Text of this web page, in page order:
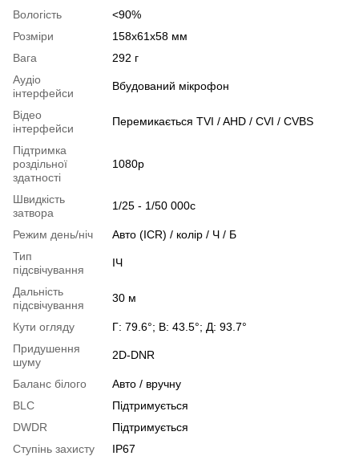
Вологість
<90%
Розміри
158х61х58 мм
Вага
292 г
Аудіо
інтерфейси
Вбудований мікрофон
Відео
інтерфейси
Перемикається TVI / AHD / CVI / CVBS
Підтримка
роздільної
здатності
1080p
Швидкість
затвора
1/25 - 1/50 000с
Режим день/ніч
Авто (ICR) / колір / Ч / Б
Тип
підсвічування
ІЧ
Дальність
підсвічування
30 м
Кути огляду
Г: 79.6°; В: 43.5°; Д: 93.7°
Придушення
шуму
2D-DNR
Баланс білого
Авто / вручну
BLC
Підтримується
DWDR
Підтримується
Ступінь захисту
IP67